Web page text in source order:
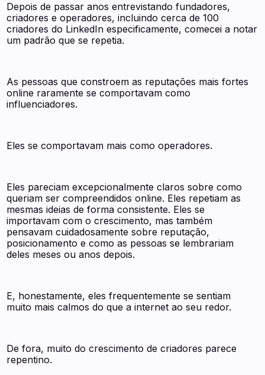
Depois de passar anos entrevistando fundadores,
criadores e operadores, incluindo cerca de 100
criadores do LinkedIn especificamente, comecei a notar
um padrão que se repetia.
As pessoas que constroem as reputações mais fortes
online raramente se comportavam como
influenciadores.
Eles se comportavam mais como operadores.
Eles pareciam excepcionalmente claros sobre como
queriam ser compreendidos online. Eles repetiam as
mesmas ideias de forma consistente. Eles se
importavam com o crescimento, mas também
pensavam cuidadosamente sobre reputação,
posicionamento e como as pessoas se lembrariam
deles meses ou anos depois.
E, honestamente, eles frequentemente se sentiam
muito mais calmos do que a internet ao seu redor.
De fora, muito do crescimento de criadores parece
repentino.